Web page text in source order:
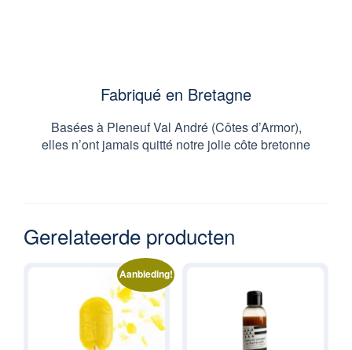
Fabriqué en Bretagne
Basées à Pleneuf Val André (Côtes d’Armor),
elles n’ont jamais quitté notre jolie côte bretonne
Gerelateerde producten
Aanbieding!